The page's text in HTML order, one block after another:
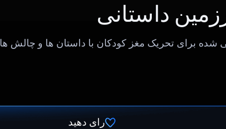
داستانی
شده برای تحریک مغز کودکان با داستان ها و چالش ها
رای دهید